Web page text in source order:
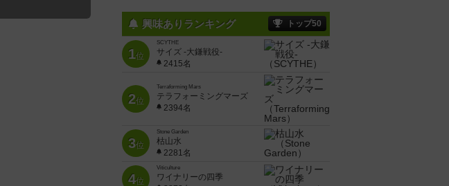
興味ありランキング トップ50
1位
SCYTHE
サイズ -大鎌戦役-
2415名
2位
Terraforming Mars
テラフォーミングマーズ
2394名
3位
Stone Garden
枯山水
2281名
4位
Viticulture
ワイナリーの四季